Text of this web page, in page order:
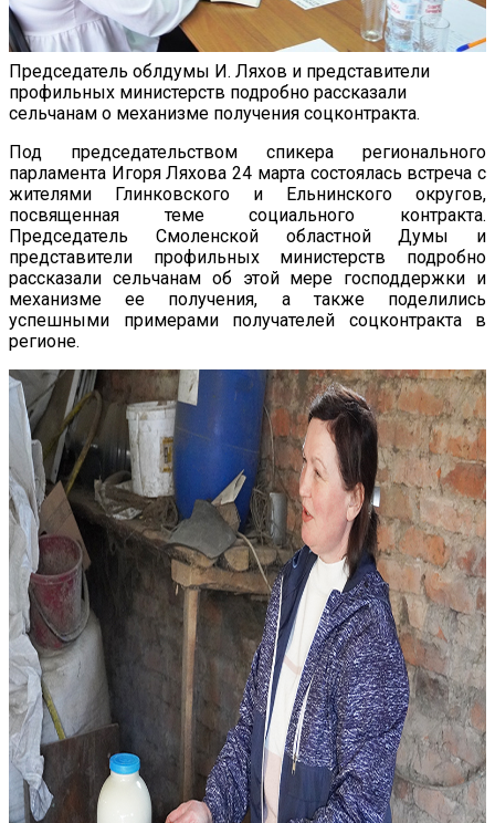
Председатель облдумы И. Ляхов и представители
профильных министерств подробно рассказали
сельчанам о механизме получения соцконтракта.
Под председательством спикера регионального
парламента Игоря Ляхова 24 марта состоялась встреча с
жителями Глинковского и Ельнинского округов,
посвященная теме социального контракта.
Председатель Смоленской областной Думы и
представители профильных министерств подробно
рассказали сельчанам об этой мере господдержки и
механизме ее получения, а также поделились
успешными примерами получателей соцконтракта в
регионе.